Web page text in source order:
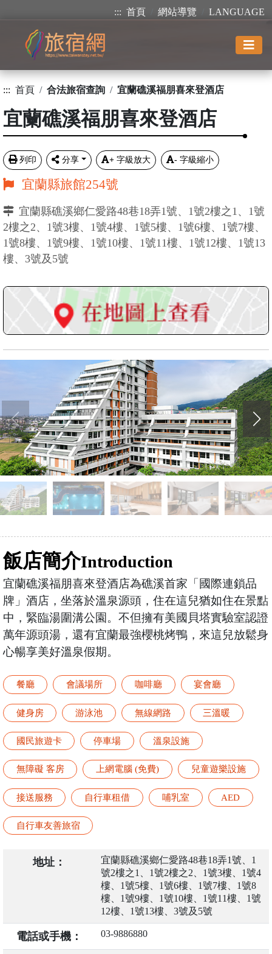
::: 首頁 網站導覽 LANGUAGE
::: 首頁 合法旅宿查詢 宜蘭礁溪福朋喜來登酒店
宜蘭礁溪福朋喜來登酒店
列印 分享 + 字級放大 - 字級縮小
宜蘭縣旅館254號
宜蘭縣礁溪鄉仁愛路48巷18弄1號、1號2樓之1、1號
2樓之2、1號3樓、1號4樓、1號5樓、1號6樓、1號7樓、
1號8樓、1號9樓、1號10樓、1號11樓、1號12樓、1號13
樓、3號及5號
飯店簡介Introduction
宜蘭礁溪福朋喜來登酒店為礁溪首家「國際連鎖品
牌」酒店，坐落於溫泉源頭，住在這兒猶如住在景點
中，緊臨湯圍溝公園。不但擁有美國貝塔實驗室認證
萬年源頭湯，還有宜蘭最強櫻桃烤鴨，來這兒放鬆身
心暢享美好溫泉假期。
餐廳 會議場所 咖啡廳 宴會廳
健身房 游泳池 無線網路 三溫暖
國民旅遊卡 停車場 溫泉設施
無障礙 客房 上網電腦 (免費) 兒童遊樂設施
接送服務 自行車租借 哺乳室 AED
自行車友善旅宿
地址：
宜蘭縣礁溪鄉仁愛路48巷18弄1號、1
號2樓之1、1號2樓之2、1號3樓、1號4
樓、1號5樓、1號6樓、1號7樓、1號8
樓、1號9樓、1號10樓、1號11樓、1號
12樓、1號13樓、3號及5號
電話或手機： 03-9886880